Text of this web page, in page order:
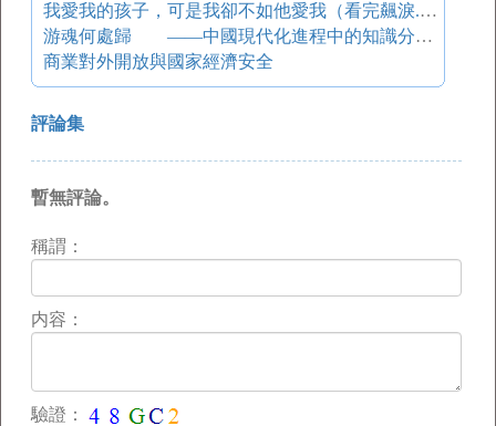
我愛我的孩子，可是我卻不如他愛我（看完飆淚...）
游魂何處歸 ——中國現代化進程中的知識分子（洋務運動至１９４９年）
商業對外開放與國家經濟安全
評論集
暫無評論。
稱謂：
内容：
驗證：